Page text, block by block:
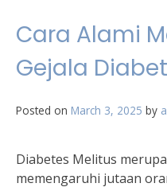
Cara Alami
Gejala
Posted on March 3, 2025 by
Diabetes Melitus
memengaruhi jutaan